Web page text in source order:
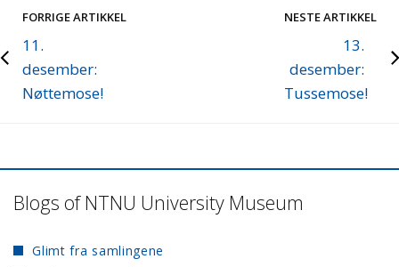
FORRIGE ARTIKKEL
11.
desember:
Nøttemose!
NESTE ARTIKKEL
13.
desember:
Tussemose!
Blogs of NTNU University Museum
Glimt fra samlingene